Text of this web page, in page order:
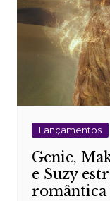
Lançamentos
Genie,
e Suzy
romântica